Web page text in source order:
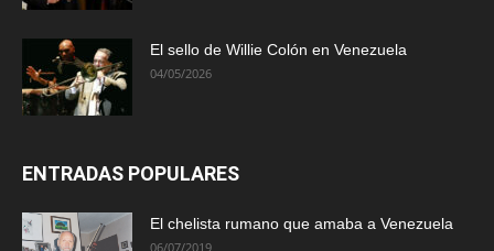
El sello de Willie Colón en Venezuela
04/05/2026
ENTRADAS POPULARES
El chelista rumano que amaba a Venezuela
06/07/2019